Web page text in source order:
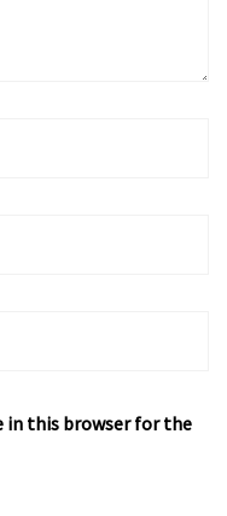
in this browser for the